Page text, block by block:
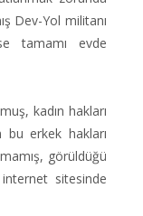
Dev-Yol militanı
tamamı evde
kadın hakları
erkek hakları
görüldüğü
sitesinde